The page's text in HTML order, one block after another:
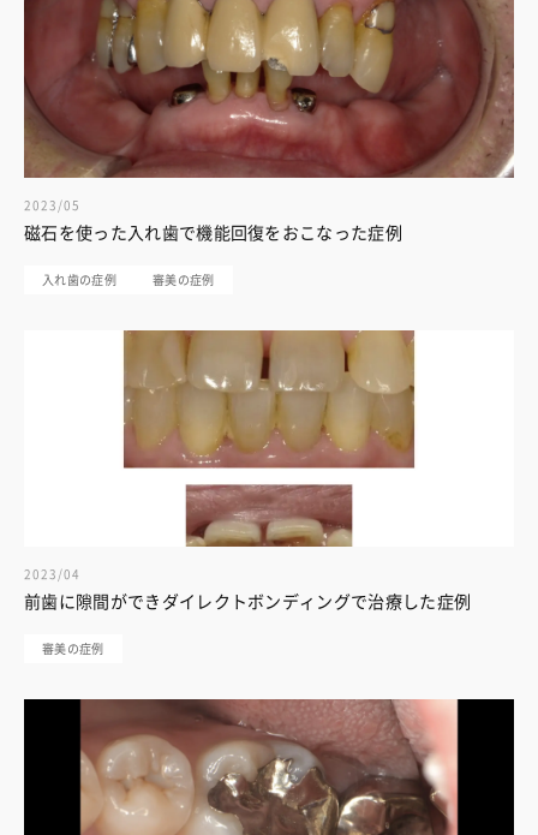
2023/05
磁石を使った入れ歯で機能回復をおこなった症例
入れ歯の症例 審美の症例
2023/04
前歯に隙間ができダイレクトボンディングで治療した症例
審美の症例